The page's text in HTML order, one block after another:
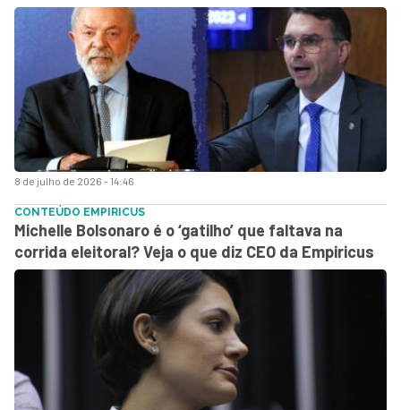
8 de julho de 2026 - 14:46
CONTEÚDO EMPIRICUS
Michelle Bolsonaro é o ‘gatilho’ que faltava na
corrida eleitoral? Veja o que diz CEO da Empiricus